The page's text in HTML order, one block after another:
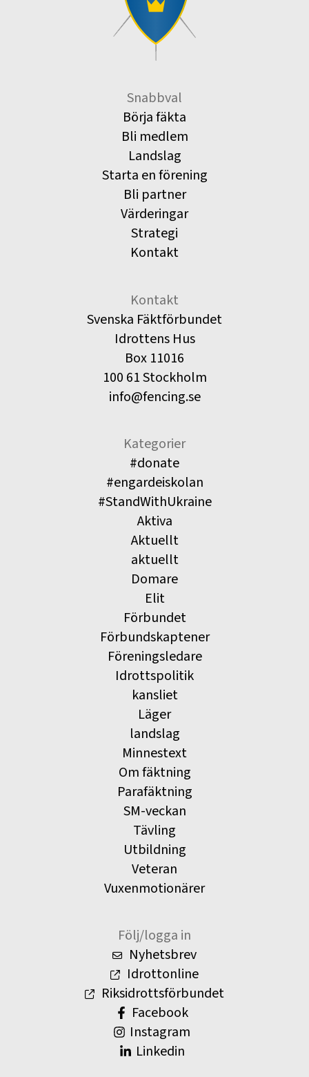
Snabbval
Börja fäkta
Bli medlem
Landslag
Starta en förening
Bli partner
Värderingar
Strategi
Kontakt
Kontakt
Svenska Fäktförbundet
Idrottens Hus
Box 11016
100 61 Stockholm
info@fencing.se
Kategorier
#donate
#engardeiskolan
#StandWithUkraine
Aktiva
Aktuellt
aktuellt
Domare
Elit
Förbundet
Förbundskaptener
Föreningsledare
Idrottspolitik
kansliet
Läger
landslag
Minnestext
Om fäktning
Parafäktning
SM-veckan
Tävling
Utbildning
Veteran
Vuxenmotionärer
Följ/logga in
Nyhetsbrev
Idrottonline
Riksidrottsförbundet
Facebook
Instagram
Linkedin